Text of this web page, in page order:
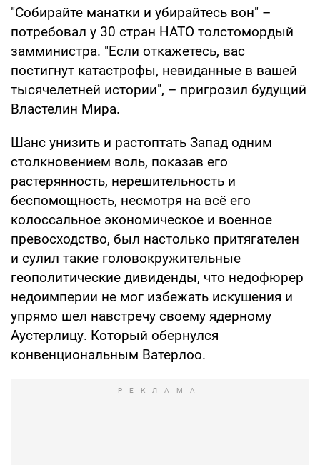
"Собирайте манатки и убирайтесь вон" –
потребовал у 30 стран НАТО толстомордый
замминистра. "Если откажетесь, вас
постигнут катастрофы, невиданные в вашей
тысячелетней истории", – пригрозил будущий
Властелин Мира.
Шанс унизить и растоптать Запад одним
столкновением воль, показав его
растерянность, нерешительность и
беспомощность, несмотря на всё его
колоссальное экономическое и военное
превосходство, был настолько притягателен
и сулил такие головокружительные
геополитические дивиденды, что недофюрер
недоимперии не мог избежать искушения и
упрямо шел навстречу своему ядерному
Аустерлицу. Который обернулся
конвенциональным Ватерлоо.